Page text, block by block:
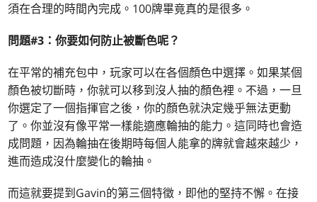
須在合理的時間內完成。100牌畢竟真的是很多。
問題#3：你要如何防止被斷色呢？
在平常的補充包中，玩家可以在各個顏色中選擇。如果某個
顏色被切斷時，你就可以移到沒人抽的顏色裡。不過，一旦
你選定了一個指揮官之後，你的顏色就決定幾乎無法更動
了。你並沒有像平常一樣能適應輪抽的能力。這同時也會造
成問題，因為輪抽在後期時每個人能拿的牌就會越來越少，
進而造成沒什麼變化的輪抽。
而這就要提到Gavin的第三個特徵，即他的堅持不懈。在接